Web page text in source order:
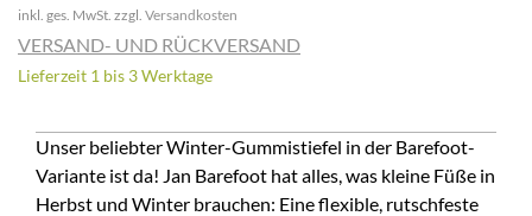
inkl. ges. MwSt. zzgl. Versandkosten
VERSAND- UND RÜCKVERSAND
Lieferzeit 1 bis 3 Werktage
Unser beliebter Winter-Gummistiefel in der Barefoot-
Variante ist da! Jan Barefoot hat alles, was kleine Füße in
Herbst und Winter brauchen: Eine flexible, rutschfeste